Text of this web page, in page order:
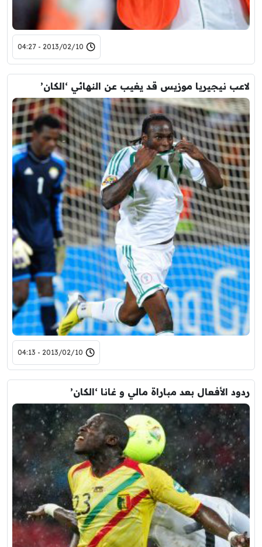
2013/02/10 - 04:27
لاعب نيجيريا موزيس قد يغيب عن النهائي ‘الكان’
2013/02/10 - 04:13
ردود الأفعال بعد مباراة مالي و غانا ‘الكان’